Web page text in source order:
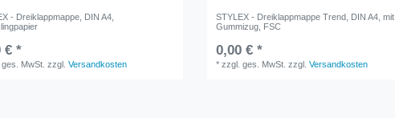
- Dreiklappmappe, DIN A4,
€ *
MwSt. zzgl.Versandkosten
STYLEX - Dreiklappmappe Trend, DIN A4, mit
Gummizug, FSC
0,00 € *
*zzgl. ges. MwSt. zzgl.Versandkosten